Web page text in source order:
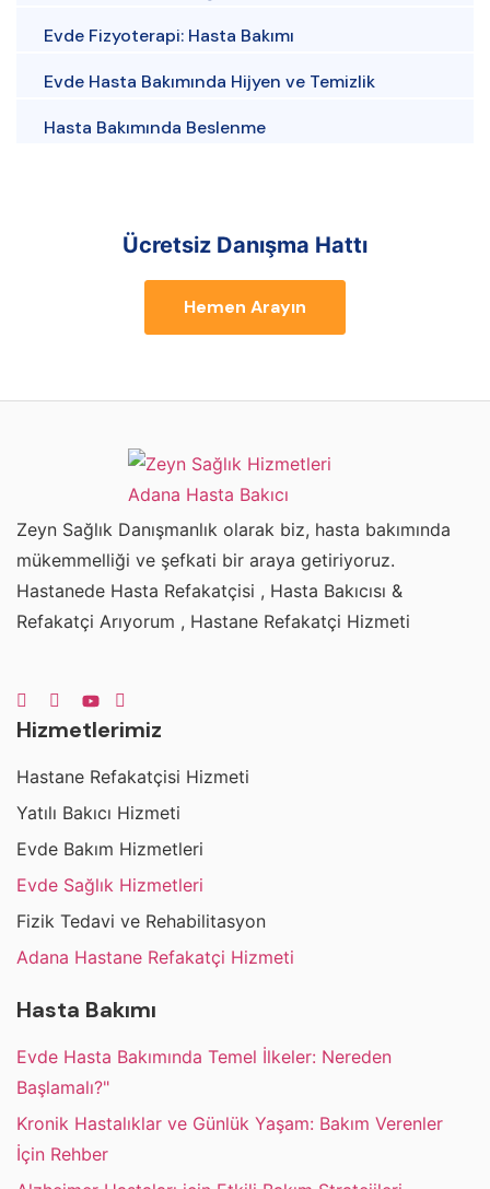
Evde Fizyoterapi: Hasta Bakımı
Evde Hasta Bakımında Hijyen ve Temizlik
Hasta Bakımında Beslenme
Ücretsiz Danışma Hattı
Hemen Arayın
Zeyn Sağlık Danışmanlık olarak biz, hasta bakımında
mükemmelliği ve şefkati bir araya getiriyoruz.
Hastanede Hasta Refakatçisi , Hasta Bakıcısı &
Refakatçi Arıyorum , Hastane Refakatçi Hizmeti
Hizmetlerimiz
Hastane Refakatçisi Hizmeti
Yatılı Bakıcı Hizmeti
Evde Bakım Hizmetleri
Evde Sağlık Hizmetleri
Fizik Tedavi ve Rehabilitasyon
Adana Hastane Refakatçi Hizmeti
Hasta Bakımı
Evde Hasta Bakımında Temel İlkeler: Nereden
Başlamalı?"
Kronik Hastalıklar ve Günlük Yaşam: Bakım Verenler
İçin Rehber